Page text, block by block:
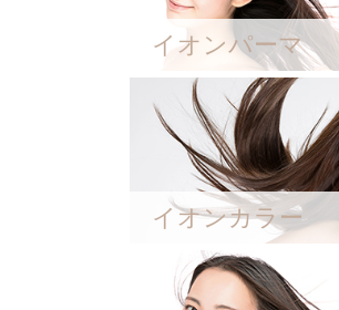
イオンパーマ
イオンカラー